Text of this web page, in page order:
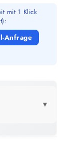
mit 1 Klick
Anfrage
▼